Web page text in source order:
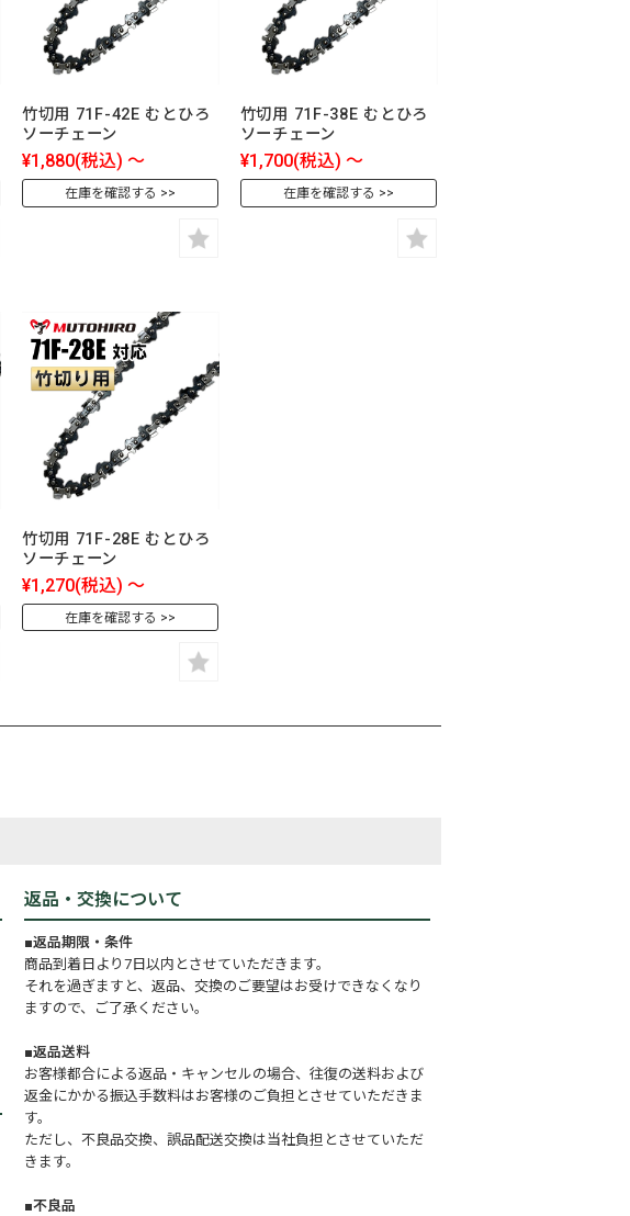
竹切用 71F-42E むとひろ
ソーチェーン
¥1,880(税込) ～
在庫を確認する
竹切用 71F-38E むとひろ
ソーチェーン
¥1,700(税込) ～
在庫を確認する
竹切用 71F-28E むとひろ
ソーチェーン
¥1,270(税込) ～
在庫を確認する
返品・交換について
■返品期限・条件
商品到着日より7日以内とさせていただきます。
それを過ぎますと、返品、交換のご要望はお受けできなくなり
ますので、ご了承ください。
■返品送料
お客様都合による返品・キャンセルの場合、往復の送料および
返金にかかる振込手数料はお客様のご負担とさせていただきま
す。
ただし、不良品交換、誤品配送交換は当社負担とさせていただ
きます。
■不良品